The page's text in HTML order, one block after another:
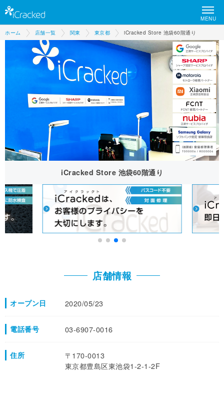
MENU
ホーム 店舗一覧 関東 東京都 iCracked Store 池袋60階通り
iCracked Store 池袋60階通り
店舗情報
オープン日 2020/05/23
電話番号 03-6907-0016
住所
〒170-0013
東京都豊島区東池袋1-2-1-2F